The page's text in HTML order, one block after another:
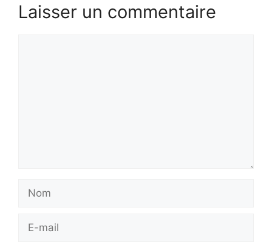
Laisser un commentaire
mail